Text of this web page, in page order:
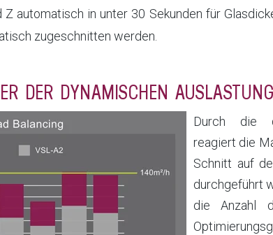
Z automatisch in unter 30 Sekunden für
zugeschnitten werden.
DER DYNAMISCHEN
Durch die
reagiert die
Schnitt auf
durchgeführt
die Anzahl